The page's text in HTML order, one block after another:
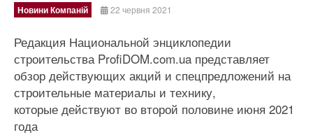
Новини Компаній 22 червня 2021
Редакция Национальной энциклопедии
строительства ProfiDOM.com.ua представляет
обзор действующих акций и спецпредложений на
строительные материалы и технику,
которые действуют во второй половине июня 2021
года